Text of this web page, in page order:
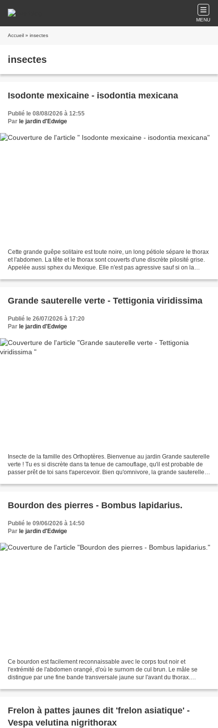
MENU
Accueil » insectes
insectes
Isodonte mexicaine - isodontia mexicana
Publié le 08/08/2026 à 12:55
Par le jardin d'Edwige
Cette grande guêpe solitaire est toute noire, un long pétiole sépare le thorax
et l'abdomen. La tête et le thorax sont couverts d'une discrète pilosité grise.
Appelée aussi sphex du Mexique. Elle n'est pas agressive sauf si on la
Grande sauterelle verte - Tettigonia viridissima
Publié le 26/07/2026 à 17:20
Par le jardin d'Edwige
Insecte de la famille des Orthoptères. Bienvenue au jardin Grande sauterelle
verte ! Tu es si discrète dans ta tenue de camouflage, qu'il est probable de
passer prêt de toi sans t'apercevoir. Bien qu'omnivore, la grande sauterelle
Bourdon des pierres - Bombus lapidarius.
Publié le 09/06/2026 à 14:50
Par le jardin d'Edwige
Ce bourdon est facilement reconnaissable avec le corps tout noir et
l'extrémité de l'abdomen orangé, d'où le surnom de cul brun. Le mâle se
distingue par une fine bande transversale jaune sur l'avant du thorax.
Frelon à pattes jaunes dit 'frelon asiatique' -
Vespa velutina nigrithorax